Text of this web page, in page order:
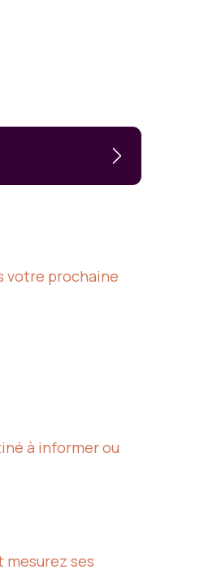
votre prochaine
à informer ou
ses